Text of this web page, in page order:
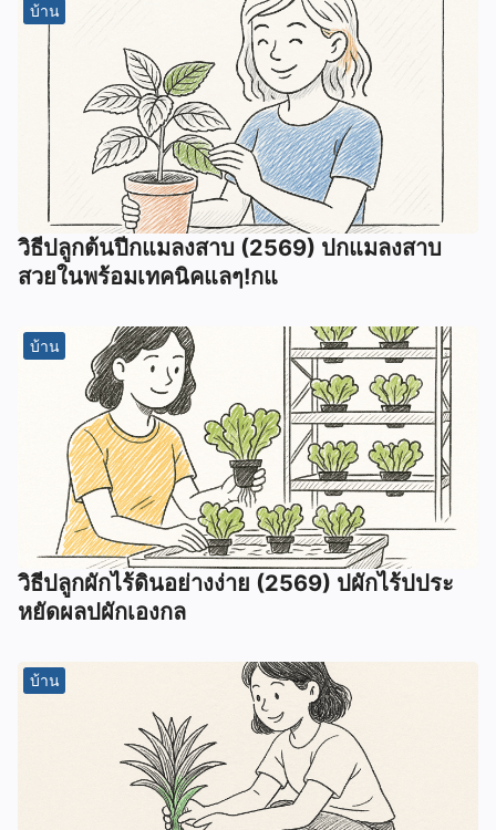
บ้าน
วิธีปลูกต้นปีกแมลงสาบ (2569) ปกแมลงสาบ
สวยในพร้อมเทคนิคแลๆ!กแ
บ้าน
วิธีปลูกผักไร้ดินอย่างง่าย (2569) ปผักไร้ปประ
หยัดผลปผักเองกล
บ้าน